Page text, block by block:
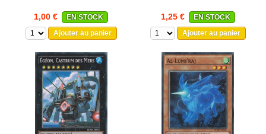
1,00 €
EN STOCK
Ajouter au panier
1,25 €
EN STOCK
Ajouter au panier